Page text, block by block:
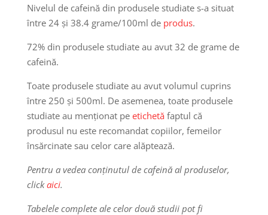
Nivelul de cafeină din produsele studiate s-a situat
între 24 și 38.4 grame/100ml de produs.
72% din produsele studiate au avut 32 de grame de
cafeină.
Toate produsele studiate au avut volumul cuprins
între 250 și 500ml. De asemenea, toate produsele
studiate au menționat pe etichetă faptul că
produsul nu este recomandat copiilor, femeilor
însărcinate sau celor care alăptează.
Pentru a vedea conținutul de cafeină al produselor,
clickaici.
Tabelele complete ale celor două studii pot fi